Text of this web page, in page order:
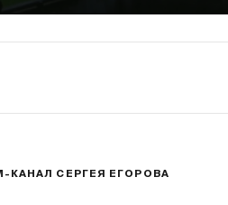
КАНАЛ СЕРГЕЯ ЕГОРОВА